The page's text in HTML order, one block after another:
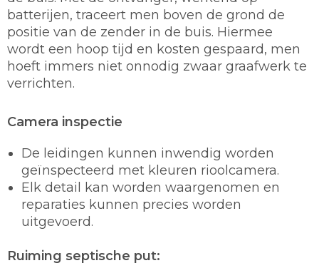
batterijen, traceert men boven de grond de
positie van de zender in de buis. Hiermee
wordt een hoop tijd en kosten gespaard, men
hoeft immers niet onnodig zwaar graafwerk te
verrichten.
Camera inspectie
De leidingen kunnen inwendig worden
geïnspecteerd met kleuren rioolcamera.
Elk detail kan worden waargenomen en
reparaties kunnen precies worden
uitgevoerd.
Ruiming septische put: